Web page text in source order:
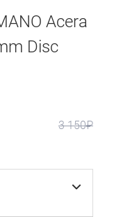
Acera
Disс
3 150₽